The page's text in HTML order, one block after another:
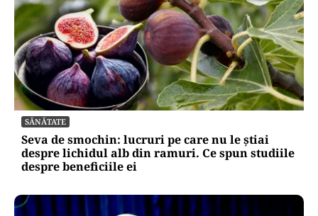
SĂNĂTATE
Seva de smochin: lucruri pe care nu le știai
despre lichidul alb din ramuri. Ce spun studiile
despre beneficiile ei